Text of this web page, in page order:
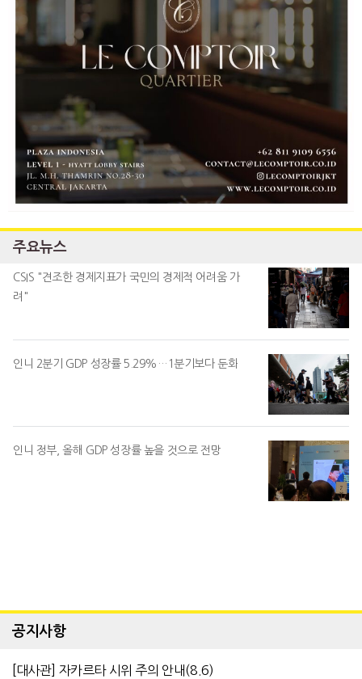
주요뉴스
CSIS "견조한 경제지표가 국민의 경제적 어려움 가
려"
인니 2분기 GDP 성장률 5.29%…1분기보다 둔화
인니 정부, 올해 GDP 성장률 높을 것으로 전망
공지사항
[대사관] 자카르타 시위 주의 안내(8.6)